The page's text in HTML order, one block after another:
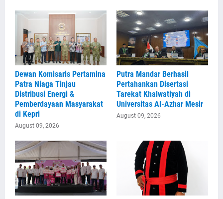
Dewan Komisaris Pertamina
Patra Niaga Tinjau
Distribusi Energi &
Pemberdayaan Masyarakat
di Kepri
August 09, 2026
Putra Mandar Berhasil
Pertahankan Disertasi
Tarekat Khalwatiyah di
Universitas Al-Azhar Mesir
August 09, 2026